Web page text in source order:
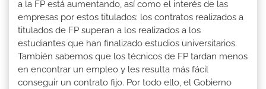
a la FP está aumentando, así como el interés de las
empresas por estos titulados: los contratos realizados a
titulados de FP superan a los realizados a los
estudiantes que han finalizado estudios universitarios.
También sabemos que los técnicos de FP tardan menos
en encontrar un empleo y les resulta más fácil
conseguir un contrato fijo. Por todo ello, el Gobierno